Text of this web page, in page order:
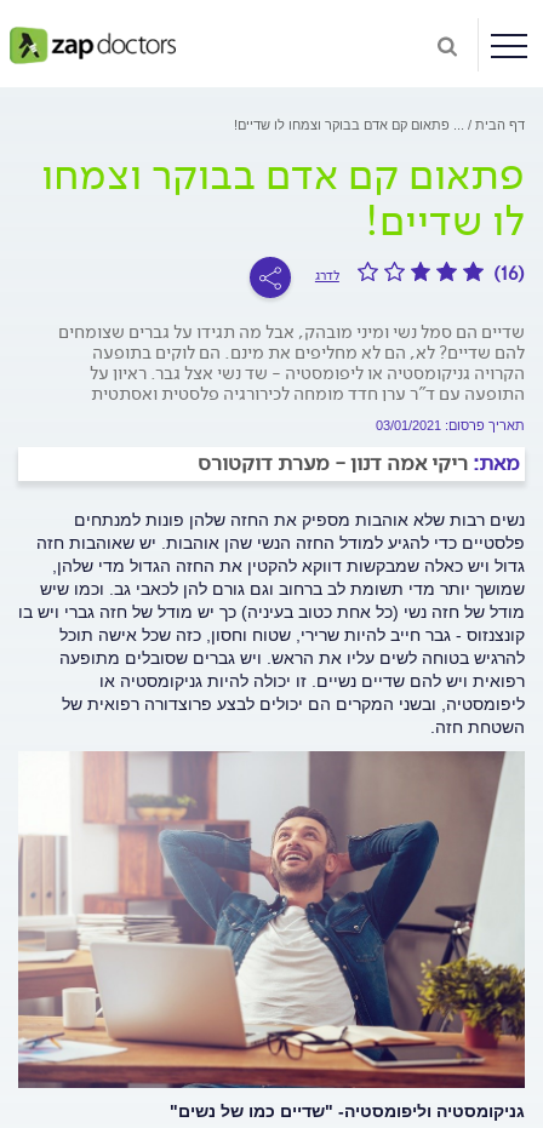
דף הבית פתאום קם אדם בבוקר וצמחו לו שדיים!
פתאום קם אדם בבוקר וצמחו
לו שדיים!
(16) לדרג
שדיים הם סמל נשי ומיני מובהק, אבל מה תגידו על גברים שצומחים
להם שדיים? לא, הם לא מחליפים את מינם. הם לוקים בתופעה
הקרויה גניקומסטיה או ליפומסטיה - שד נשי אצל גבר. ראיון על
התופעה עם ד"ר ערן חדד מומחה לכירורגיה פלסטית ואסתטית
תאריך פרסום: 03/01/2021
מאת: ריקי אמה דנון - מערת דוקטורס
נשים רבות שלא אוהבות מספיק את החזה שלהן פונות למנתחים
פלסטיים כדי להגיע למודל החזה הנשי שהן אוהבות. יש שאוהבות חזה
גדול ויש כאלה שמבקשות דווקא להקטין את החזה הגדול מדי שלהן,
שמושך יותר מדי תשומת לב ברחוב וגם גורם להן לכאבי גב. וכמו שיש
מודל של חזה נשי (כל אחת כטוב בעיניה) כך יש מודל של חזה גברי ויש בו
קונצנזוס - גבר חייב להיות שרירי, שטוח וחסון, כזה שכל אישה תוכל
להרגיש בטוחה לשים עליו את הראש. ויש גברים שסובלים מתופעה
רפואית ויש להם שדיים נשיים. זו יכולה להיות גניקומסטיה או
ליפומסטיה, ובשני המקרים הם יכולים לבצע פרוצדורה רפואית של
השטחת חזה.
גניקומסטיה וליפומסטיה- "שדיים כמו של נשים"